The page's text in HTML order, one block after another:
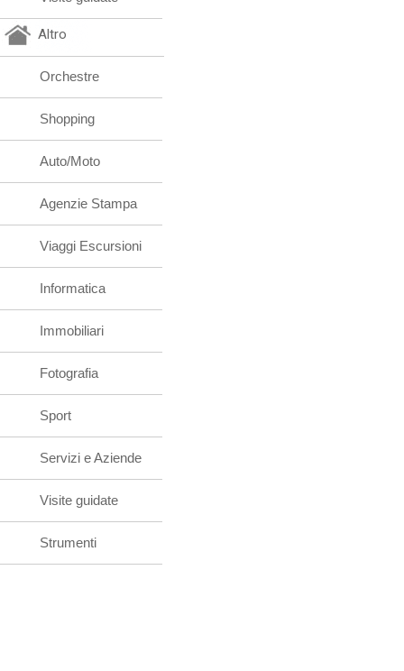
Altro
Orchestre
Shopping
Auto/Moto
Agenzie Stampa
Viaggi Escursioni
Informatica
Immobiliari
Fotografia
Sport
Servizi e Aziende
Visite guidate
Strumenti